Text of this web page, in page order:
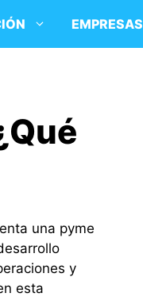
EMPRESAS
una pyme
y
esta